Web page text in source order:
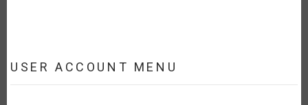
USER ACCOUNT MENU